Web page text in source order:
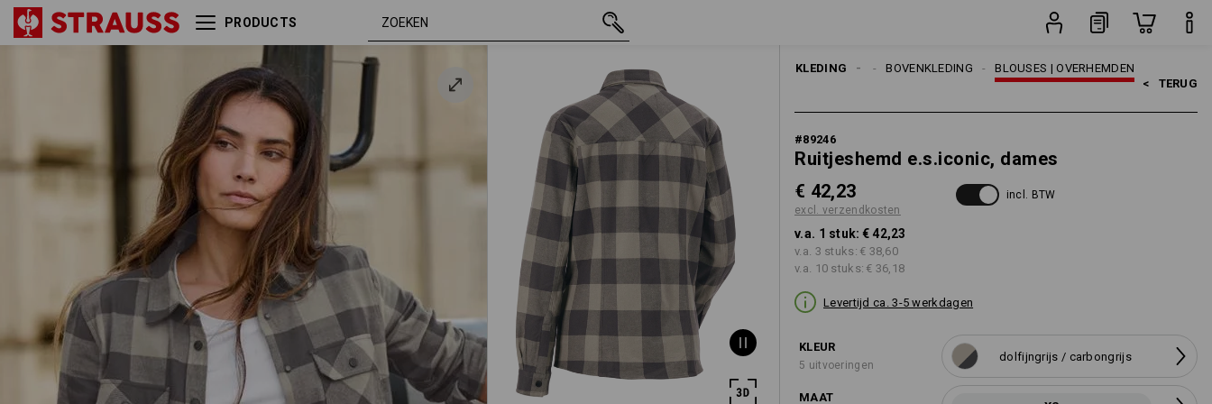
PRODUCTS
KLEDING BLOUSES | OVERHEMDEN
BOVENKLEDING
DAMES
< TERUG
#89246
Ruitjeshemd e.s.iconic, dames
€ 42,23
excl. verzendkosten
incl. BTW
v.a. 1 stuk: € 42,23
v.a. 3 stuks: € 38,60
v.a. 10 stuks: € 36,18
Levertijd ca. 3-5 werkdagen
KLEUR
5 uitvoeringen
dolfijngrijs / carbongrijs
MAAT
Ruitjeshemd e.s.iconic,
carbongrijs
XS